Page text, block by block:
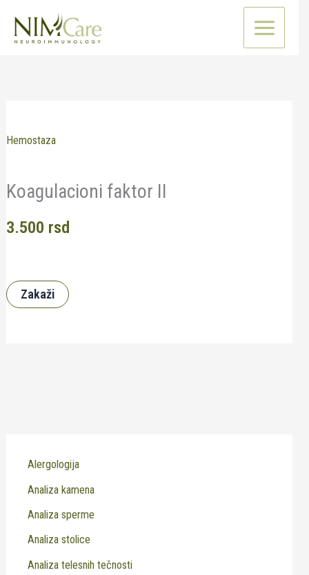
Hemostaza
Koagulacioni faktor II
3.500 rsd
Zakaži
Alergologija
Analiza kamena
Analiza sperme
Analiza stolice
Analiza telesnih tečnosti